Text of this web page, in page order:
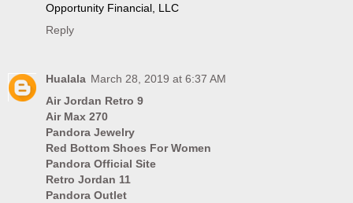
Opportunity Financial, LLC
Reply
Hualala March 28, 2019 at 6:37 AM
Air Jordan Retro 9
Air Max 270
Pandora Jewelry
Red Bottom Shoes For Women
Pandora Official Site
Retro Jordan 11
Pandora Outlet